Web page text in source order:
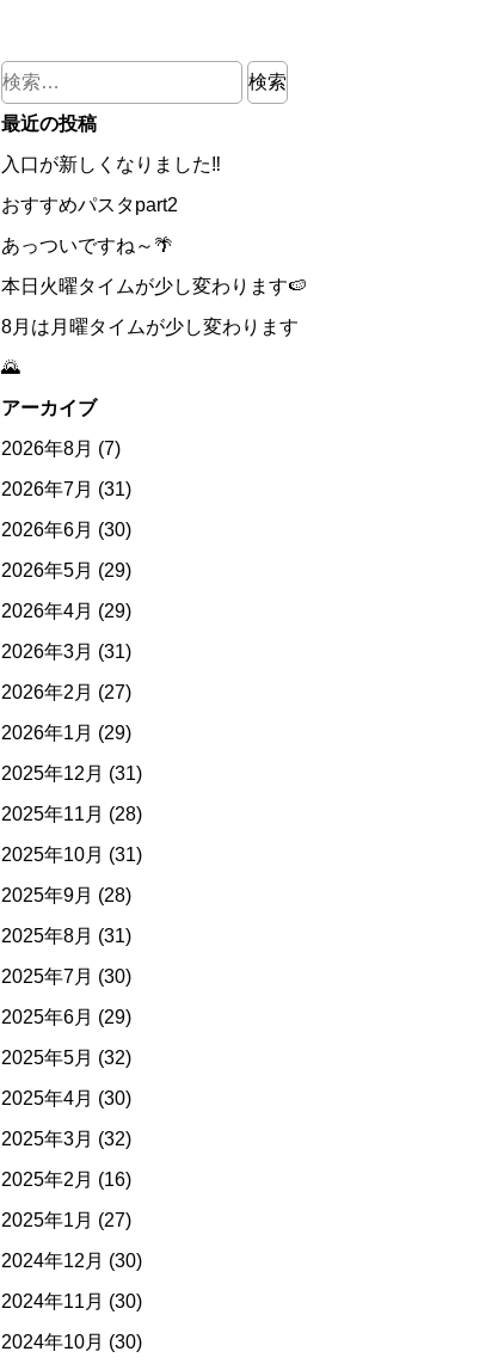
検
索:
最近の投稿
入口が新しくなりました‼
おすすめパスタpart2
あっついですね～🌴
本日火曜タイムが少し変わります🍉
8月は月曜タイムが少し変わります
🌄
アーカイブ
2026年8月 (7)
2026年7月 (31)
2026年6月 (30)
2026年5月 (29)
2026年4月 (29)
2026年3月 (31)
2026年2月 (27)
2026年1月 (29)
2025年12月 (31)
2025年11月 (28)
2025年10月 (31)
2025年9月 (28)
2025年8月 (31)
2025年7月 (30)
2025年6月 (29)
2025年5月 (32)
2025年4月 (30)
2025年3月 (32)
2025年2月 (16)
2025年1月 (27)
2024年12月 (30)
2024年11月 (30)
2024年10月 (30)